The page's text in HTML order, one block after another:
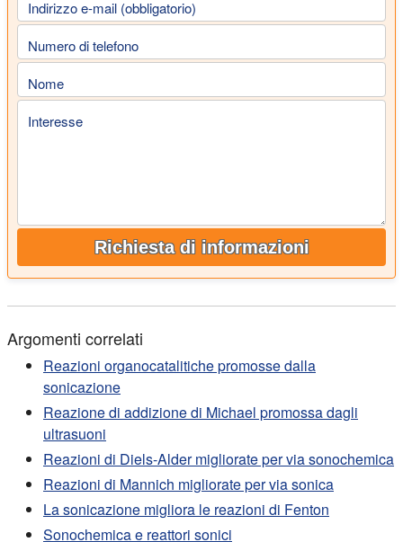
Indirizzo e-mail (obbligatorio)
Numero di telefono
Nome
Interesse
Richiesta di informazioni
Argomenti correlati
Reazioni organocatalitiche promosse dalla
sonicazione
Reazione di addizione di Michael promossa dagli
ultrasuoni
Reazioni di Diels-Alder migliorate per via sonochemica
Reazioni di Mannich migliorate per via sonica
La sonicazione migliora le reazioni di Fenton
Sonochemica e reattori sonici